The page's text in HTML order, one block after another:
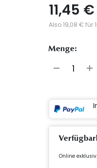
11,45 €
Also 19,08 € für
Menge:
Online